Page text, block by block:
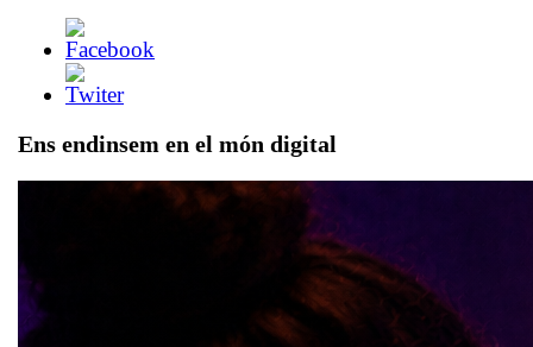
Ens endinsem en el món digital